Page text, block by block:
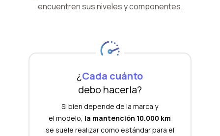
encuentren sus niveles y componentes.
¿Cada cuánto
debo hacerla?
Si bien depende de la marca y
el modelo, la mantención 10.000 km
se suele realizar como estándar para el